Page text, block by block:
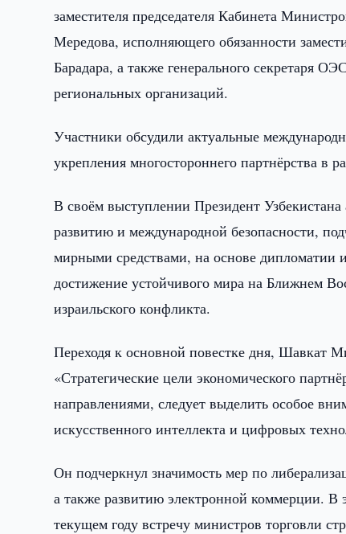
заместителя председателя Кабинета
Мередова, исполняющего обязанности
Барадара, а также генерального секретаря
региональных организаций.
Участники обсудили актуальные
укрепления многостороннего партнёрства в
В своём выступлении Президент
развитию и международной безопасности,
мирными средствами, на основе дипломатии
достижение устойчивого мира на Ближнем
израильского конфликта.
Переходя к основной повестке дня, Шавкат
«Стратегические цели экономического
направлениями, следует выделить особое
искусственного интеллекта и цифровых
Он подчеркнул значимость мер по
а также развитию электронной коммерции. В
текущем году встречу министров торговли